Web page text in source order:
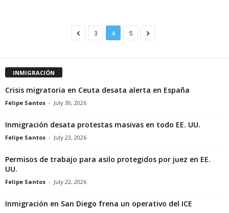
3 4 5
INMIGRACIÓN
Crisis migratoria en Ceuta desata alerta en España
Felipe Santos - July 30, 2026
Inmigración desata protestas masivas en todo EE. UU.
Felipe Santos - July 23, 2026
Permisos de trabajo para asilo protegidos por juez en EE.
UU.
Felipe Santos - July 22, 2026
Inmigración en San Diego frena un operativo del ICE